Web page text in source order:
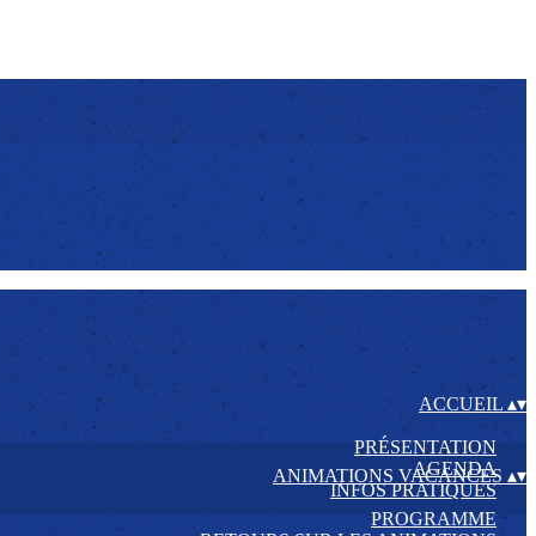
ACCUEIL▴▾
PRÉSENTATION
AGENDA
INFOS PRATIQUES
ANIMATIONS VACANCES ▴▾
PROGRAMME